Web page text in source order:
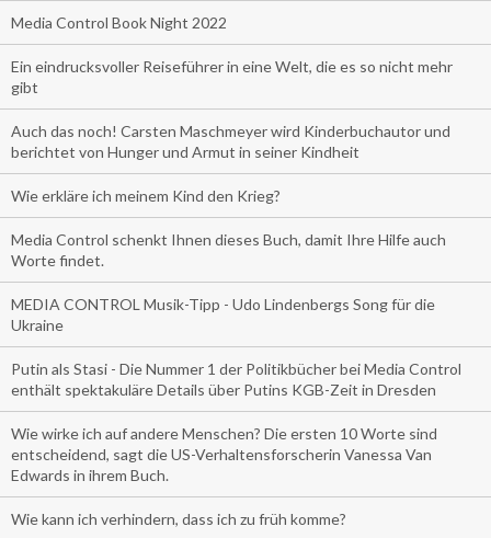
Media Control Book Night 2022
Ein eindrucksvoller Reiseführer in eine Welt, die es so nicht mehr
gibt
Auch das noch! Carsten Maschmeyer wird Kinderbuchautor und
berichtet von Hunger und Armut in seiner Kindheit
Wie erkläre ich meinem Kind den Krieg?
Media Control schenkt Ihnen dieses Buch, damit Ihre Hilfe auch
Worte findet.
MEDIA CONTROL Musik-Tipp - Udo Lindenbergs Song für die
Ukraine
Putin als Stasi - Die Nummer 1 der Politikbücher bei Media Control
enthält spektakuläre Details über Putins KGB-Zeit in Dresden
Wie wirke ich auf andere Menschen? Die ersten 10 Worte sind
entscheidend, sagt die US-Verhaltensforscherin Vanessa Van
Edwards in ihrem Buch.
Wie kann ich verhindern, dass ich zu früh komme?